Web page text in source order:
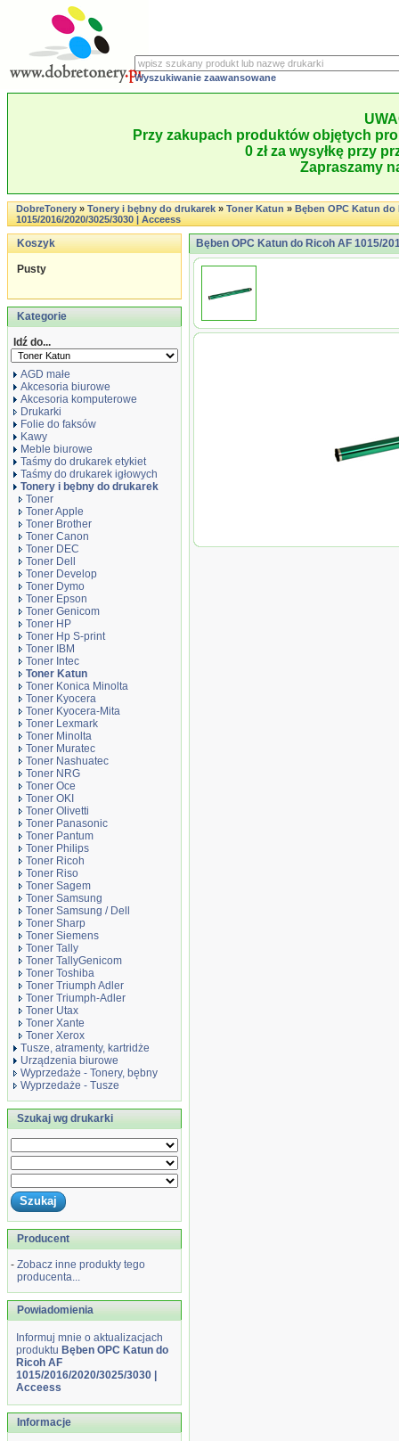
Wyszukiwanie zaawansowane
Przy zakupach produktów objętych
0 zł za wysyłkę przy
Zapraszamy
DobreTonery»Tonery i bębny do drukarek»Toner Katun»Bęben OPC Katun do
1015/2016/2020/3025/3030 | Acceess
Koszyk
Pusty
Kategorie
Idź do...
AGD małe
Akcesoria biurowe
Akcesoria komputerowe
Drukarki
Folie do faksów
Kawy
Meble biurowe
Taśmy do drukarek etykiet
Taśmy do drukarek igłowych
Tonery i bębny do drukarek
Toner
Toner Apple
Toner Brother
Toner Canon
Toner DEC
Toner Dell
Toner Develop
Toner Dymo
Toner Epson
Toner Genicom
Toner HP
Toner Hp S-print
Toner IBM
Toner Intec
Toner Katun
Toner Konica Minolta
Toner Kyocera
Toner Kyocera-Mita
Toner Lexmark
Toner Minolta
Toner Muratec
Toner Nashuatec
Toner NRG
Toner Oce
Toner OKI
Toner Olivetti
Toner Panasonic
Toner Pantum
Toner Philips
Toner Ricoh
Toner Riso
Toner Sagem
Toner Samsung
Toner Samsung / Dell
Toner Sharp
Toner Siemens
Toner Tally
Toner TallyGenicom
Toner Toshiba
Toner Triumph Adler
Toner Triumph-Adler
Toner Utax
Toner Xante
Toner Xerox
Tusze, atramenty, kartridże
Urządzenia biurowe
Wyprzedaże - Tonery, bębny
Wyprzedaże - Tusze
Szukaj wg drukarki
Producent
- Zobacz inne produkty tego
producenta...
Powiadomienia
Informuj mnie o aktualizacjach
produktu Bęben OPC Katun do
Ricoh AF
1015/2016/2020/3025/3030 |
Acceess
Informacje
Bęben OPC Katun do Ricoh AF 1015/
1015/2016/